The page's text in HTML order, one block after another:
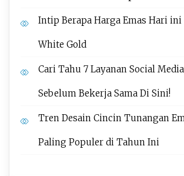
Intip Berapa Harga Emas Hari
White Gold
Cari Tahu 7 Layanan Social
Sebelum Bekerja Sama Di Sini!
Tren Desain Cincin Tunangan
Paling Populer di Tahun Ini